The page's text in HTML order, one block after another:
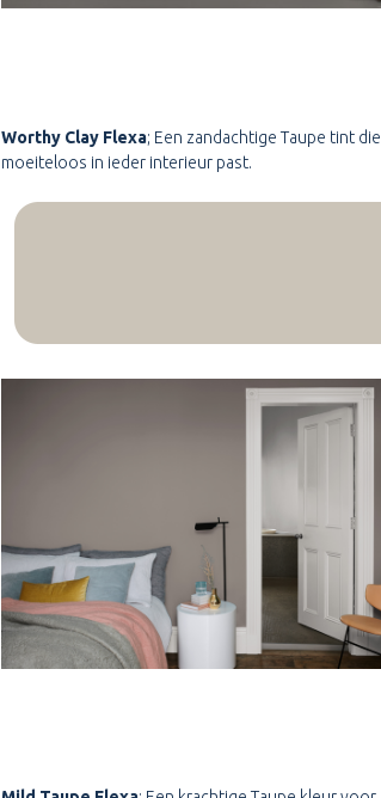
Worthy Clay Flexa; Een zandachtige Taupe tint die
moeiteloos in ieder interieur past.